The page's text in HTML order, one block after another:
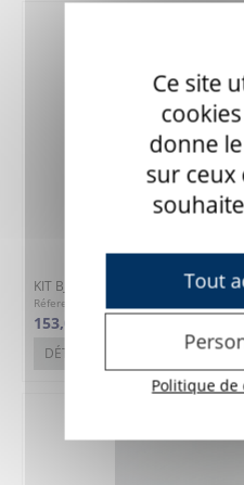
KIT BJ Contrôle d'environnement -
Réference : 7BJ-KITCE-LOC
153,00 €
DÉTAILS
Ce site
donne
sur ceux
Tout
Politique